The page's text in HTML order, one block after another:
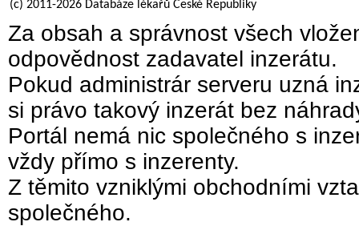
(c) 2011-2026 Databáze lékařů České Republiky
Za obsah a správnost všech
odpovědnost zadavatel inzerátu.
Pokud administrár serveru uzná
si právo takový inzerát bez
Portál nemá nic společného s
vždy přímo s inzerenty.
Z těmito vzniklými obchodními
společného.